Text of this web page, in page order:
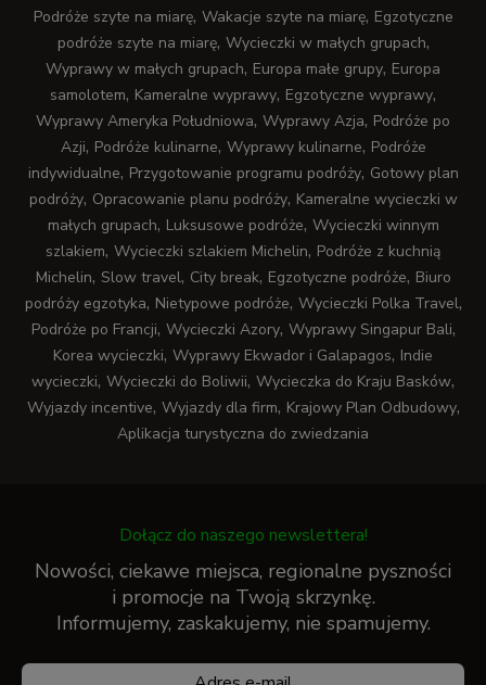
Podróże szyte na miarę, Wakacje szyte na miarę, Egzotyczne
podróże szyte na miarę, Wycieczki w małych grupach,
Wyprawy w małych grupach, Europa małe grupy, Europa
samolotem, Kameralne wyprawy, Egzotyczne wyprawy,
Wyprawy Ameryka Południowa, Wyprawy Azja, Podróże po
Azji, Podróże kulinarne, Wyprawy kulinarne, Podróże
indywidualne, Przygotowanie programu podróży, Gotowy plan
podróży, Opracowanie planu podróży, Kameralne wycieczki w
małych grupach, Luksusowe podróże, Wycieczki winnym
szlakiem, Wycieczki szlakiem Michelin, Podróże z kuchnią
Michelin, Slow travel, City break, Egzotyczne podróże, Biuro
podróży egzotyka, Nietypowe podróże, Wycieczki Polka Travel,
Podróże po Francji, Wycieczki Azory, Wyprawy Singapur Bali,
Korea wycieczki, Wyprawy Ekwador i Galapagos, Indie
wycieczki, Wycieczki do Boliwii, Wycieczka do Kraju Basków,
Wyjazdy incentive, Wyjazdy dla firm, Krajowy Plan Odbudowy,
Aplikacja turystyczna do zwiedzania
Dołącz do naszego newslettera!
Nowości, ciekawe miejsca, regionalne pyszności
i promocje na Twoją skrzynkę.
Informujemy, zaskakujemy, nie spamujemy.